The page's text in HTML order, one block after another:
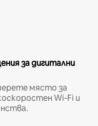
за дигитални
място за
Wi-Fi и